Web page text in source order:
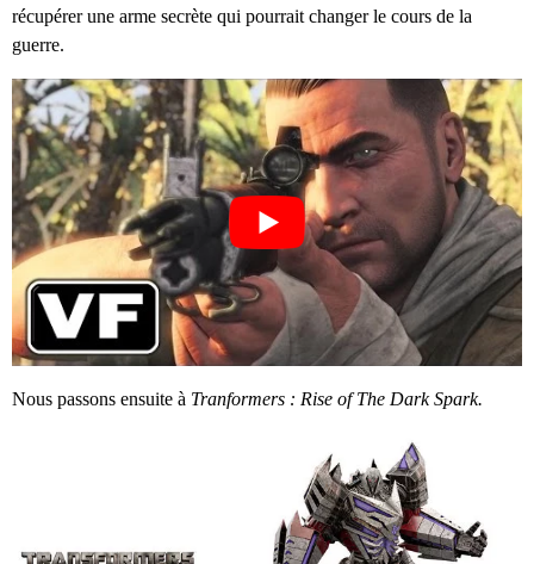
récupérer une arme secrète qui pourrait changer le cours de la
guerre.
Nous passons ensuite à Tranformers : Rise of The Dark Spark.